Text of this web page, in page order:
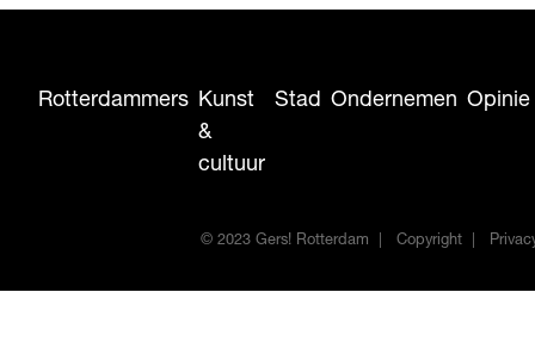
Rotterdammers Kunst
&
cultuur
Stad Ondernemen Opinie
© 2023 Gers! Rotterdam Copyright